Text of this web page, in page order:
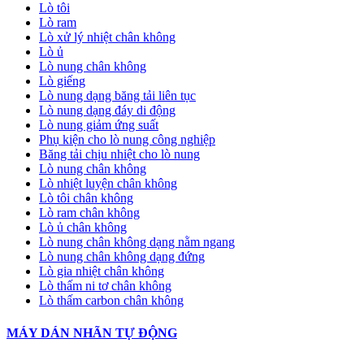
Lò tôi
Lò ram
Lò xử lý nhiệt chân không
Lò ủ
Lò nung chân không
Lò giếng
Lò nung dạng băng tải liên tục
Lò nung dạng đáy di động
Lò nung giảm ứng suất
Phụ kiện cho lò nung công nghiệp
Băng tải chịu nhiệt cho lò nung
Lò nung chân không
Lò nhiệt luyện chân không
Lò tôi chân không
Lò ram chân không
Lò ủ chân không
Lò nung chân không dạng nằm ngang
Lò nung chân không dạng đứng
Lò gia nhiệt chân không
Lò thấm ni tơ chân không
Lò thấm carbon chân không
MÁY DÁN NHÃN TỰ ĐỘNG